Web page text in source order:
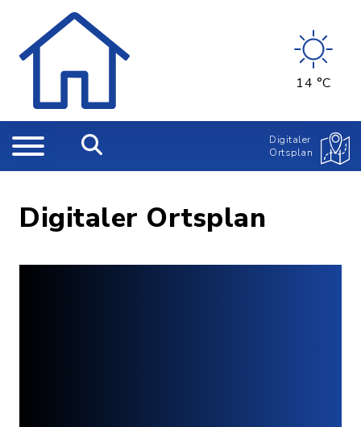
14 °C
Digitaler
Ortsplan
Digitaler Ortsplan